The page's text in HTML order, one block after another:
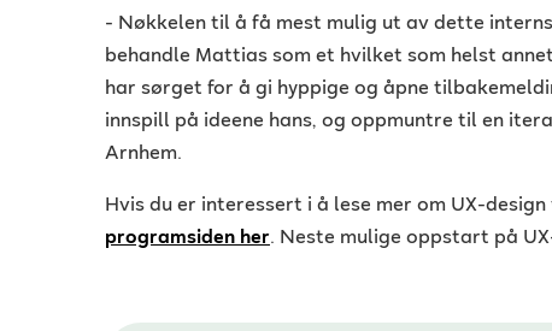
- Nøkkelen til å få mest mulig ut av dette
behandle Mattias som et hvilket som helst
har sørget for å gi hyppige og åpne
innspill på ideene hans, og oppmuntre til en
Arnhem.
Hvis du er interessert i å lese mer om UX-
programsiden her. Neste mulige oppstart på